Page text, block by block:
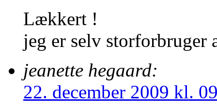
Lækkert !
jeg er selv storforbruger
jeanette hegaard:
22. december 2009 kl.